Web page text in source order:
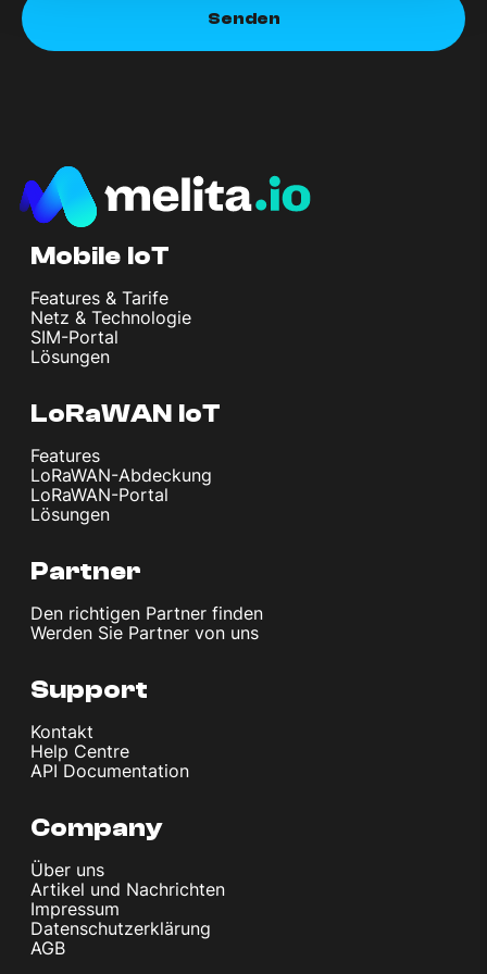
Mobile IoT
Features & Tarife
Netz & Technologie
SIM-Portal
Lösungen
LoRaWAN IoT
Features
LoRaWAN-Abdeckung
LoRaWAN-Portal
Lösungen
Partner
Den richtigen Partner finden
Werden Sie Partner von uns
Support
Kontakt
Help Centre
API Documentation
Company
Über uns
Artikel und Nachrichten
Impressum
Datenschutzerklärung
AGB